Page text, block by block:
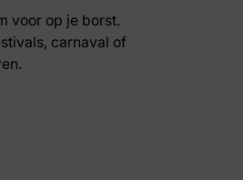
voor op je borst.
carnaval of